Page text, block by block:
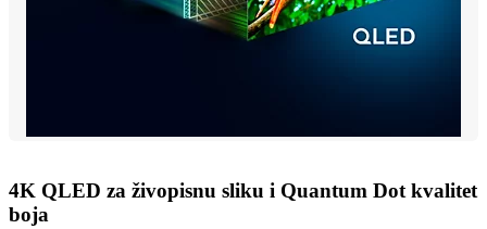
4K QLED za živopisnu sliku i Quantum Dot kvalitet
boja